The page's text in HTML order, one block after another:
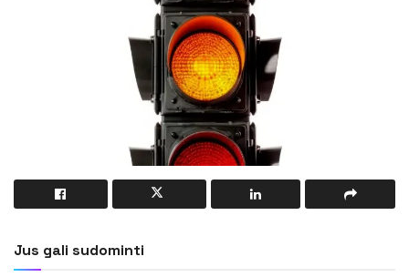
Jus gali sudominti